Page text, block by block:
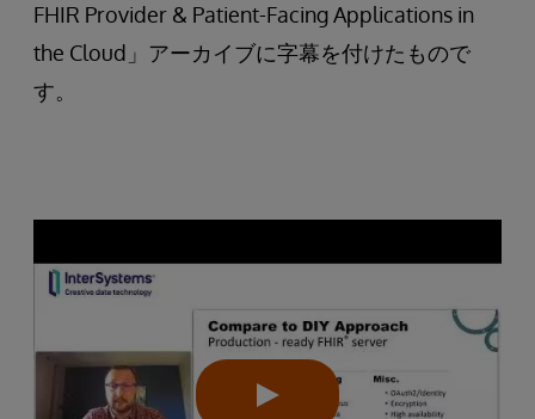
FHIR Provider & Patient-Facing Applications in
the Cloud」アーカイブに字幕を付けたもので
す。